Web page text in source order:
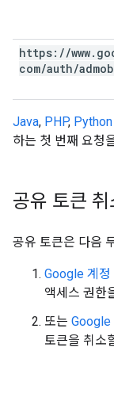
https: //www.
com/auth/admob
Java, PHP, Python
하는 첫 번째 요청
공유 토큰 취
공유 토큰은 다음
Google 계정
액세스 권한
또는
토큰을 취소